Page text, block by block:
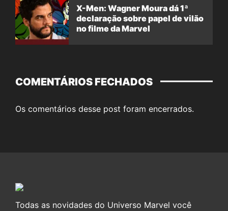
X-Men: Wagner Moura dá 1ª
declaração sobre papel de vilão
no filme da Marvel
COMENTÁRIOS FECHADOS
Os comentários desse post foram encerrados.
Todas as novidades do Universo Marvel você